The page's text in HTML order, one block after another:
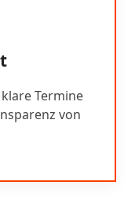
Termine
von